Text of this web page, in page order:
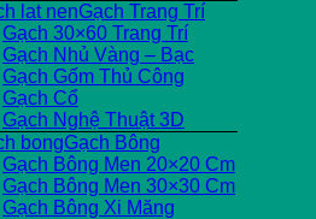
Gạch Trang Trí
Gạch 30×60 Trang Trí
Gạch Nhủ Vàng – Bạc
Gạch Gốm Thủ Công
Gạch Cổ
Gạch Nghệ Thuật 3D
Gạch Bông
Gạch Bông Men 20×20 Cm
Gạch Bông Men 30×30 Cm
Gạch Bông Xi Măng